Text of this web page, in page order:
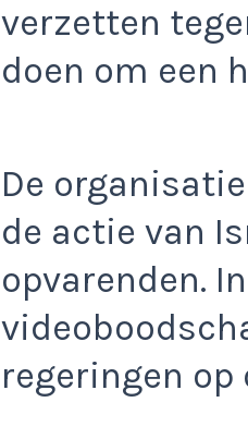
verzetten
doen om een
De
de actie van
opvarenden.
regeringen